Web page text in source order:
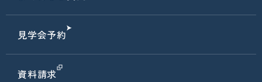
見学会予約
資料請求